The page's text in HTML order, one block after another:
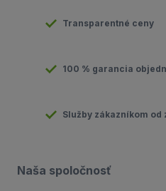
Transparentné ceny
100 % garancia
Služby zákazníkom od
Naša spoločnosť